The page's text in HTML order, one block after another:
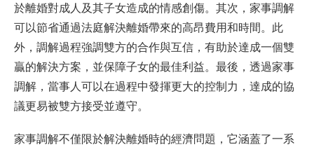
於離婚對成人及其子女造成的情感創傷。其次，家事調解
可以節省通過法庭解決離婚帶來的高昂費用和時間。此
外，調解過程強調雙方的合作與互信，有助於達成一個雙
贏的解決方案，並保障子女的最佳利益。最後，透過家事
調解，當事人可以在過程中發揮更大的控制力，達成的協
議更易被雙方接受並遵守。
家事調解不僅限於解決離婚時的經濟問題，它涵蓋了一系